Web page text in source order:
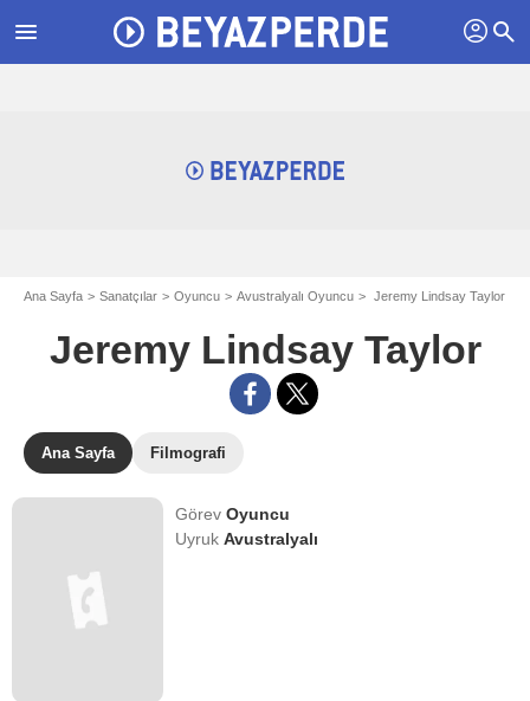
menu profil search
Ana Sayfa Sanatçılar Oyuncu Avustralyalı Oyuncu Jeremy Lindsay Taylor
Jeremy Lindsay Taylor
Ana Sayfa Filmografi
GörevOyuncu
UyrukAvustralyalı